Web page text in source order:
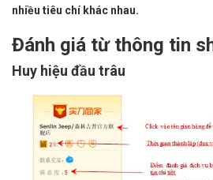
nhiều tiêu chí khác nhau.
Đánh giá từ thông tin
Huy hiệu đầu trâu